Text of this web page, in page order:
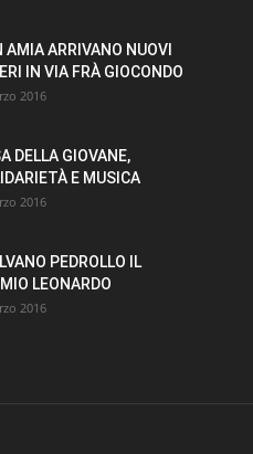
AMIA ARRIVANO NUOVI
IN VIA FRÀ GIOCONDO
2016
DELLA GIOVANE,
E MUSICA
2016
PEDROLLO IL
LEONARDO
2016